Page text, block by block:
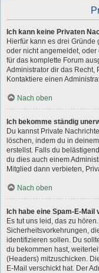
Ich kann keine Privaten
Hierfür kann es drei Gründe
oder nicht angemeldet,
für das komplette Forum
Administrator dir das Recht,
Kontaktiere einen
Nach oben
Ich bekomme ständig
Du kannst Private
löschen, indem du in
erstellst. Falls du
du dies auch einem
Mitglied dann verbieten,
Nach oben
Ich habe eine Spam-E-
Es tut uns leid, das zu
Sicherheitsvorkehrungen,
identifizieren sollen. Du
du bekommen hast,
(Headers) mitzuschicken.
E-Mail verschickt hat. Der